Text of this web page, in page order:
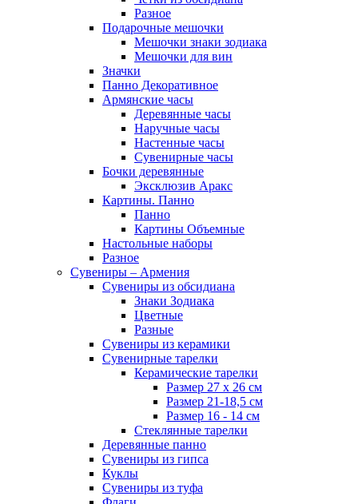
Разное
Подарочные мешочки
Мешочки знаки зодиака
Мешочки для вин
Значки
Панно Декоративное
Армянские часы
Деревянные часы
Наручные часы
Настенные часы
Сувенирные часы
Бочки деревянные
Эксклюзив Аракс
Картины. Панно
Панно
Картины Объемные
Настольные наборы
Разное
Сувениры – Армения
Сувениры из обсидиана
Знаки Зодиака
Цветные
Разные
Сувениры из керамики
Сувенирные тарелки
Керамические тарелки
Размер 27 х 26 см
Размер 21-18,5 см
Размер 16 - 14 см
Стеклянные тарелки
Деревянные панно
Сувениры из гипса
Куклы
Сувениры из туфа